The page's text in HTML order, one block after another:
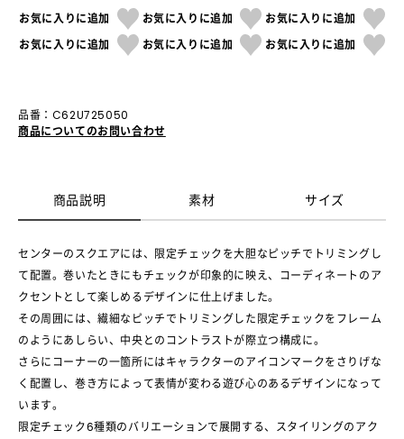
お気に入りに追加 お気に入りに追加
お気に入りに追加
お気に入りに追加
お気に入りに追加 お気に入りに追加
品番：C62U725050
商品についてのお問い合わせ
商品説明 素材 サイズ
センターのスクエアには、限定チェックを大胆なピッチでトリミングし
て配置。巻いたときにもチェックが印象的に映え、コーディネートのア
クセントとして楽しめるデザインに仕上げました。
その周囲には、繊細なピッチでトリミングした限定チェックをフレーム
のようにあしらい、中央とのコントラストが際立つ構成に。
さらにコーナーの一箇所にはキャラクターのアイコンマークをさりげな
く配置し、巻き方によって表情が変わる遊び心のあるデザインになって
います。
限定チェック6種類のバリエーションで展開する、スタイリングのアク